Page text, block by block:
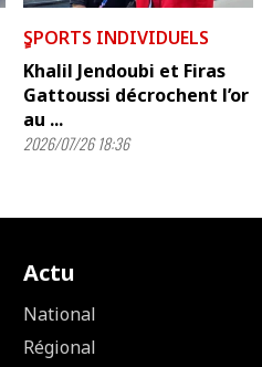
ٍSPORTS INDIVIDUELS
Khalil Jendoubi et Firas
Gattoussi décrochent l’or
au ...
2026/07/26 18:36
Actu
National
Régional